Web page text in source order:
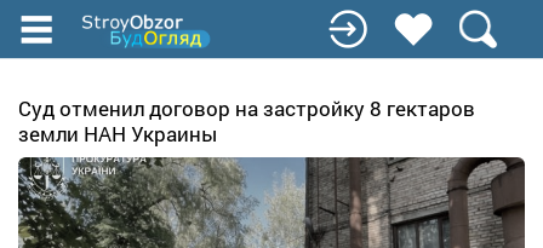
Перейти
содержанию
Суд отменил договор на застройку 8 гектаров
земли НАН Украины